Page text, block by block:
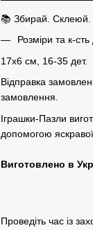
📚 Збирай. Склеюй.
Розміри та к-
17х6 см, 16-35 дет.
Відправка
замовлення.
Іграшки-Пазли
допомогою
Виготовлено в
Проведіть час із